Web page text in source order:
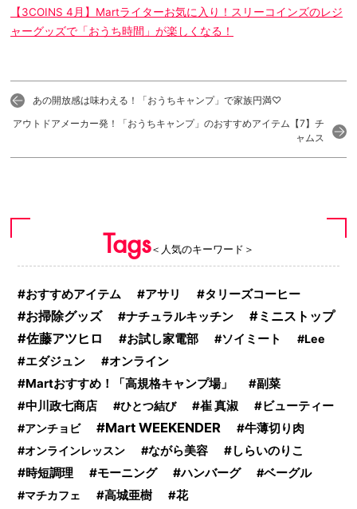
【3COINS 4月】Martライターお気に入り！スリーコインズのレジ
ャーグッズで「おうち時間」が楽しくなる！
あの開放感は味わえる！「おうちキャンプ」で家族円満♡
アウトドアメーカー発！「おうちキャンプ」のおすすめアイテム【7】チ
ャムス
Tags＜人気のキーワード＞
おすすめアイテム アサリ
タリーズコーヒー
お掃除グッズ
ナチュラルキッチン
ミニストップ
佐藤アツヒロ
お試し家電部 ソイミート Lee
エダジュン
オンライン
Martおすすめ！「高規格キャンプ場」
副菜
中川政七商店
ひとつ結び 崔 真淑 ビューティー
アンチョビ Mart WEEKENDER 牛薄切り肉
オンラインレッスン ながら美容
しらいのりこ
時短調理
モーニング ハンバーグ ベーグル
マチカフェ 高城亜樹 花